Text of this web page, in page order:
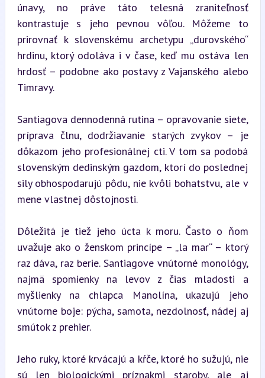
únavy, no práve táto telesná zraniteľnosť
kontrastuje s jeho pevnou vôľou. Môžeme to
prirovnať k slovenskému archetypu „durovského“
hrdinu, ktorý odoláva i v čase, keď mu ostáva len
hrdosť – podobne ako postavy z Vajanského alebo
Timravy.
Santiagova dennodenná rutina – opravovanie siete,
príprava člnu, dodržiavanie starých zvykov – je
dôkazom jeho profesionálnej cti. V tom sa podobá
slovenským dedinským gazdom, ktorí do poslednej
sily obhospodarujú pôdu, nie kvôli bohatstvu, ale v
mene vlastnej dôstojnosti.
Dôležitá je tiež jeho úcta k moru. Často o ňom
uvažuje ako o ženskom princípe – „la mar“ – ktorý
raz dáva, raz berie. Santiagove vnútorné monológy,
najmä spomienky na levov z čias mladosti a
myšlienky na chlapca Manolína, ukazujú jeho
vnútorne boje: pýcha, samota, nezdolnosť, nádej aj
smútok z prehier.
Jeho ruky, ktoré krvácajú a kŕče, ktoré ho sužujú, nie
sú len biologickými príznakmi staroby, ale aj